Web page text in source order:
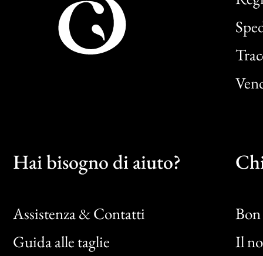
Hai bisogno di aiuto?
Assistenza & Contatti
Guida alle taglie
Il